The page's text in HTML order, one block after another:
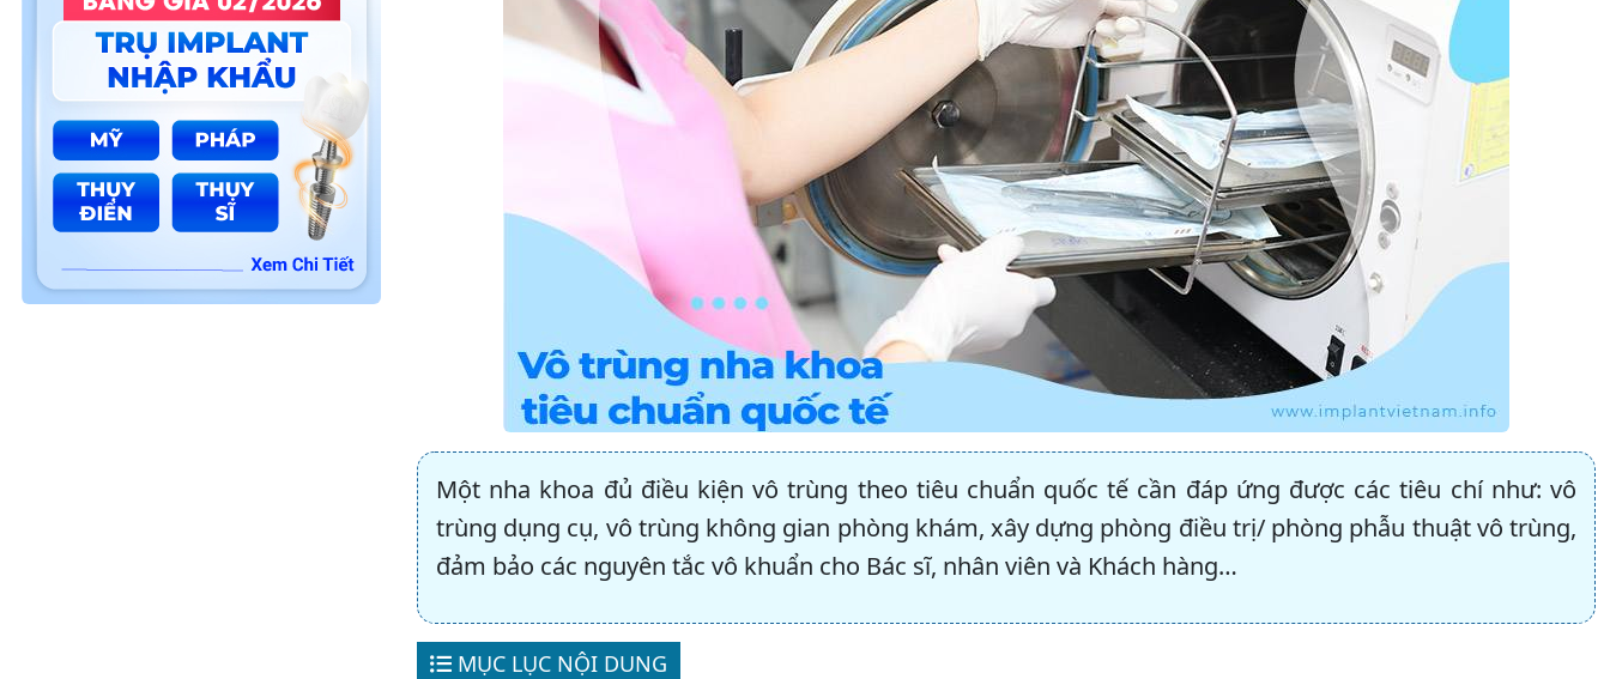
Một nha khoa đủ điều kiện vô trùng theo tiêu chuẩn quốc tế cần đáp ứng được các tiêu chí như: vô
trùng dụng cụ, vô trùng không gian phòng khám, xây dựng phòng điều trị/ phòng phẫu thuật vô trùng,
đảm bảo các nguyên tắc vô khuẩn cho Bác sĩ, nhân viên và Khách hàng…
MỤC LỤC NỘI DUNG